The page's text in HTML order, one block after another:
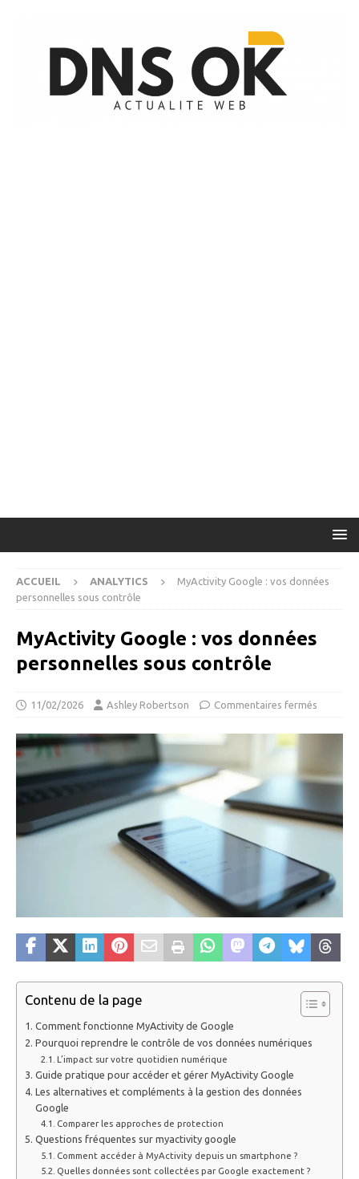
ACCUEIL ANALYTICS
MyActivity Google : vos données
personnelles sous contrôle
MyActivity Google : vos données
personnelles sous contrôle
11/02/2026 Ashley Robertson Commentaires fermés
Contenu de la page
Comment fonctionne MyActivity de Google
Pourquoi reprendre le contrôle de vos données numériques
L’impact sur votre quotidien numérique
Guide pratique pour accéder et gérer MyActivity Google
Les alternatives et compléments à la gestion des données
Google
Comparer les approches de protection
Questions fréquentes sur myactivity google
Comment accéder à MyActivity depuis un smartphone ?
Quelles données sont collectées par Google exactement ?